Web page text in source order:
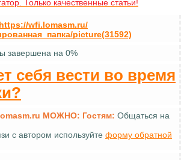
Только качественные статьи!
https://wfi.lomasm.ru/
picture(31592)
завершена на 0%
себя вести во время
МОЖНО: Гостям: Общаться на
с автором используйте форму обратной